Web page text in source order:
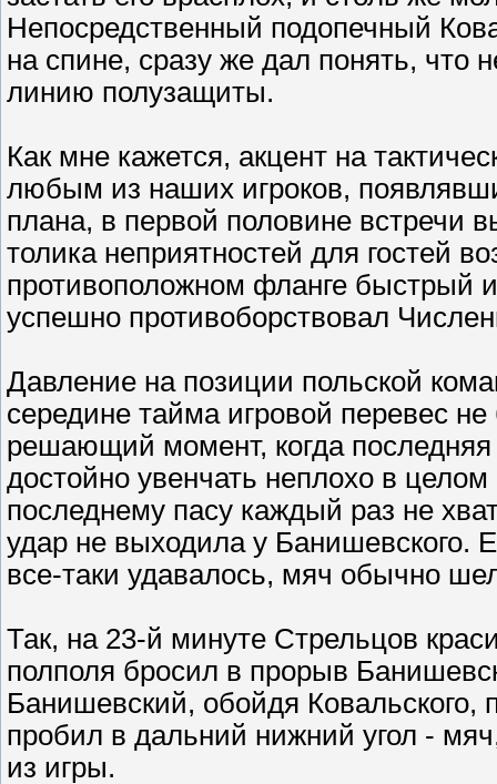
Непосредственный подопечный
на спине, сразу же дал понять, что
линию полузащиты.
Как мне кажется, акцент на
любым из наших игроков,
плана, в первой половине встречи
толика неприятностей для гостей
противоположном фланге быстрый
успешно противоборствовал
Давление на позиции польской
середине тайма игровой перевес
решающий момент, когда
достойно увенчать неплохо в
последнему пасу каждый раз не
удар не выходила у Банишевского.
все-таки удавалось, мяч обычно
Так, на 23-й минуте Стрельцов
полполя бросил в прорыв
Банишевский, обойдя
пробил в дальний нижний угол -
из игры.